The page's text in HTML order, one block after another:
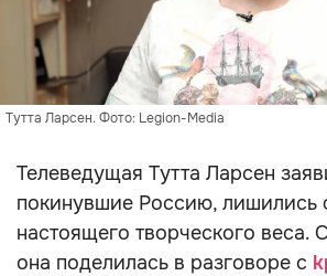
Тутта Ларсен. Фото: Legion-Media
Телеведущая Тутта Ларсен
покинувшие Россию, лишились
настоящего творческого
она поделилась в разговоре с